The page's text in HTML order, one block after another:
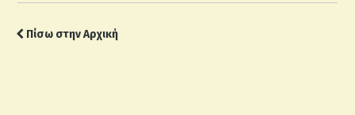
Πίσω στην Αρχική